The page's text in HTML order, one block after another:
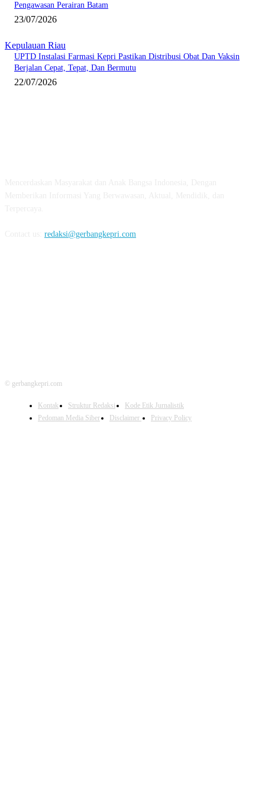
Pengawasan Perairan Batam
23/07/2026
Kepulauan Riau
UPTD Instalasi Farmasi Kepri Pastikan Distribusi Obat Dan Vaksin
Berjalan Cepat, Tepat, Dan Bermutu
22/07/2026
redaksi@gerbangkepri.com
© gerbangkepri.com
Kontak Struktur Redaksi
Kode Etik Jurnalistik
Pedoman Media Siber
Disclaimer Privacy Policy